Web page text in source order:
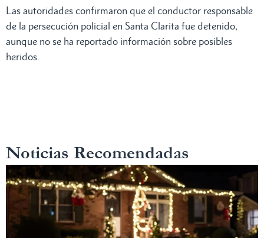
Las autoridades confirmaron que el conductor responsable
de la persecución policial en Santa Clarita fue detenido,
aunque no se ha reportado información sobre posibles
heridos.
Noticias Recomendadas